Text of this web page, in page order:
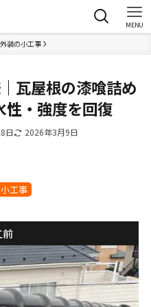
MENU
装の小工事
瓦屋根の漆喰詰め
性・強度を回復
日 2026年3月9日
工事
前